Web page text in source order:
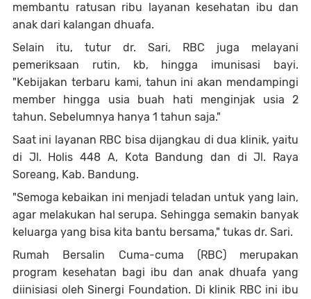
membantu ratusan ribu layanan kesehatan ibu dan
anak dari kalangan dhuafa.
Selain itu, tutur dr. Sari, RBC juga melayani
pemeriksaan rutin, kb, hingga imunisasi bayi.
"Kebijakan terbaru kami, tahun ini akan mendampingi
member hingga usia buah hati menginjak usia 2
tahun. Sebelumnya hanya 1 tahun saja."
Saat ini layanan RBC bisa dijangkau di dua klinik, yaitu
di Jl. Holis 448 A, Kota Bandung dan di Jl. Raya
Soreang, Kab. Bandung.
"Semoga kebaikan ini menjadi teladan untuk yang lain,
agar melakukan hal serupa. Sehingga semakin banyak
keluarga yang bisa kita bantu bersama," tukas dr. Sari.
Rumah Bersalin Cuma-cuma (RBC) merupakan
program kesehatan bagi ibu dan anak dhuafa yang
diinisiasi oleh Sinergi Foundation. Di klinik RBC ini ibu